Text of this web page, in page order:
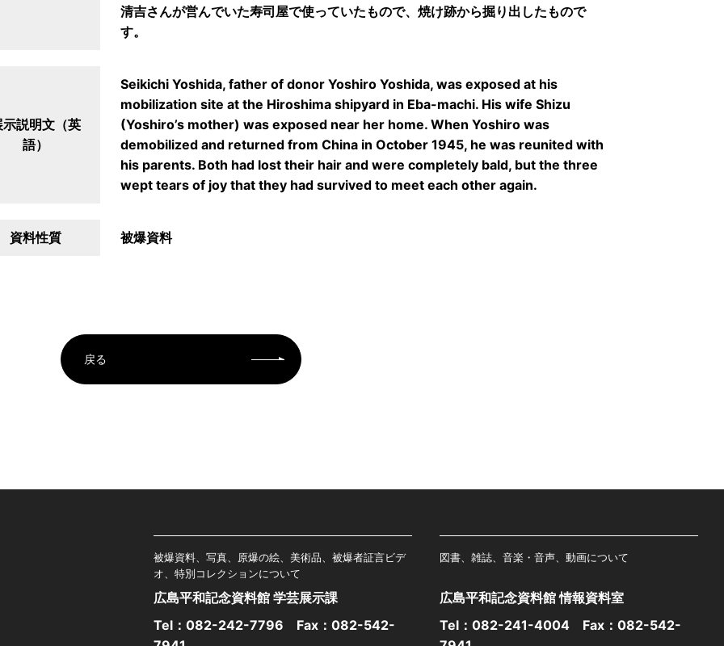
清吉さんが営んでいた寿司屋で使っていたもので、焼け跡から掘り出したもので
す。
示説明文（英
語）
Seikichi Yoshida, father of donor Yoshiro Yoshida, was exposed at his
mobilization site at the Hiroshima shipyard in Eba-machi. His wife Shizu
(Yoshiro’s mother) was exposed near her home. When Yoshiro was
demobilized and returned from China in October 1945, he was reunited with
his parents. Both had lost their hair and were completely bald, but the three
wept tears of joy that they had survived to meet each other again.
資料性質 被爆資料
戻る
被爆資料、写真、原爆の絵、美術品、被爆者証言ビデ
オ、特別コレクションについて
広島平和記念資料館 学芸展示課
Tel： 082-242-7796 Fax：082-542-
図書、雑誌、音楽・音声、動画について
広島平和記念資料館 情報資料室
Tel： 082-241-4004 Fax：082-542-